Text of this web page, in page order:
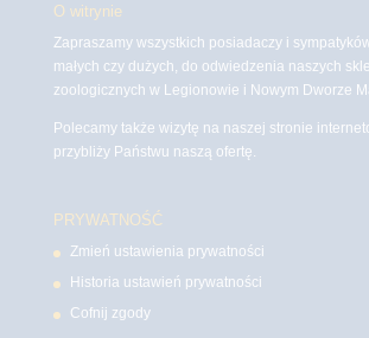
O witrynie
Zapraszamy wszystkich posiadaczy i
małych czy dużych, do odwiedzenia naszych
zoologicznych w Legionowie i Nowym Dworze
Polecamy także wizytę na naszej stronie
przybliży Państwu naszą ofertę.
PRYWATNOŚĆ
Zmień ustawienia prywatności
Historia ustawień prywatności
Cofnij zgody